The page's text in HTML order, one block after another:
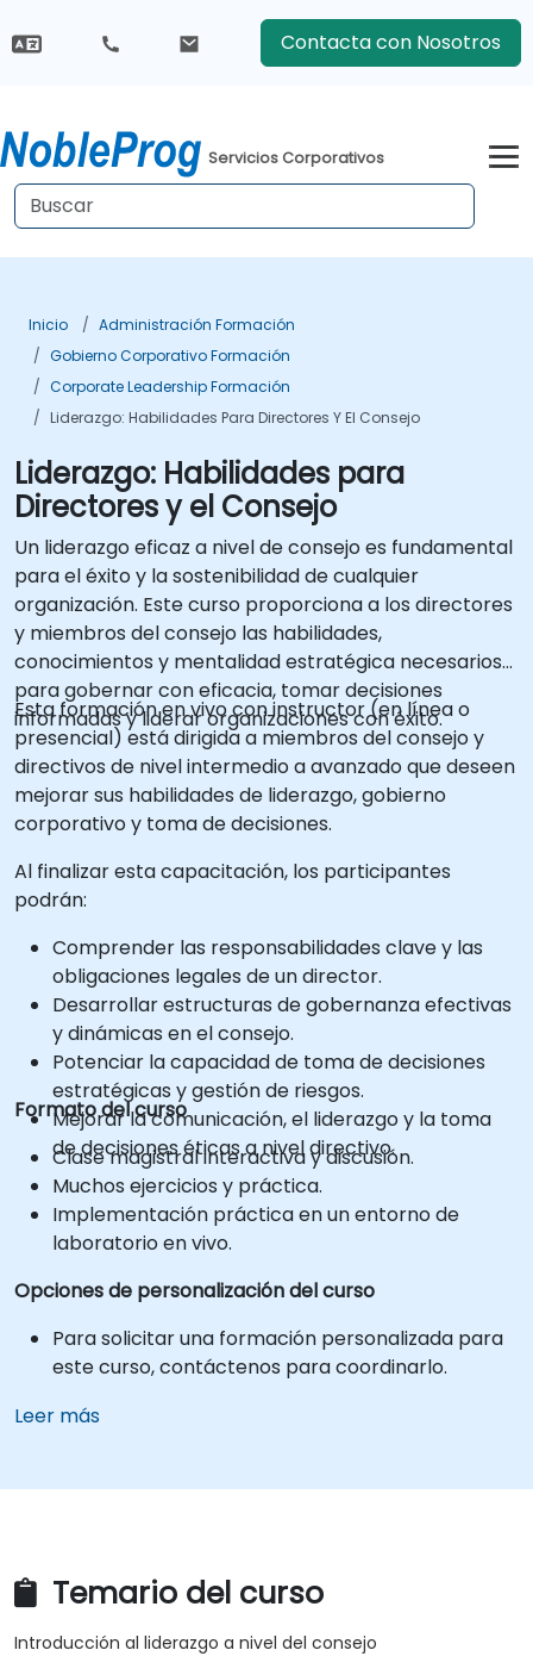
Contacta con Nosotros
Servicios Corporativos
Inicio
Administración Formación
Gobierno Corporativo Formación
Corporate Leadership Formación
Liderazgo: Habilidades Para Directores Y El Consejo
Liderazgo: Habilidades para
Directores y el Consejo
Un liderazgo eficaz a nivel de consejo es fundamental
para el éxito y la sostenibilidad de cualquier
organización. Este curso proporciona a los directores
y miembros del consejo las habilidades,
conocimientos y mentalidad estratégica necesarios
para gobernar con eficacia, tomar decisiones
informadas y liderar organizaciones con éxito.
Esta formación en vivo con instructor (en línea o
presencial) está dirigida a miembros del consejo y
directivos de nivel intermedio a avanzado que deseen
mejorar sus habilidades de liderazgo, gobierno
corporativo y toma de decisiones.
Al finalizar esta capacitación, los participantes
podrán:
Comprender las responsabilidades clave y las
obligaciones legales de un director.
Desarrollar estructuras de gobernanza efectivas
y dinámicas en el consejo.
Potenciar la capacidad de toma de decisiones
estratégicas y gestión de riesgos.
Mejorar la comunicación, el liderazgo y la toma
de decisiones éticas a nivel directivo.
Formato del curso
Clase magistral interactiva y discusión.
Muchos ejercicios y práctica.
Implementación práctica en un entorno de
laboratorio en vivo.
Opciones de personalización del curso
Para solicitar una formación personalizada para
este curso, contáctenos para coordinarlo.
Leer más
Temario del curso
Introducción al liderazgo a nivel del consejo